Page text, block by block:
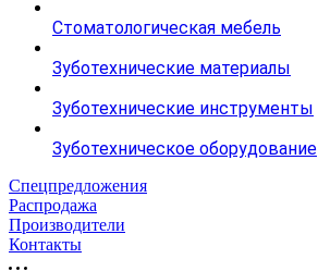
Стоматологическая мебель
Зуботехнические материалы
Зуботехнические инструменты
Зуботехническое оборудование
Спецпредложения
Распродажа
Производители
Контакты